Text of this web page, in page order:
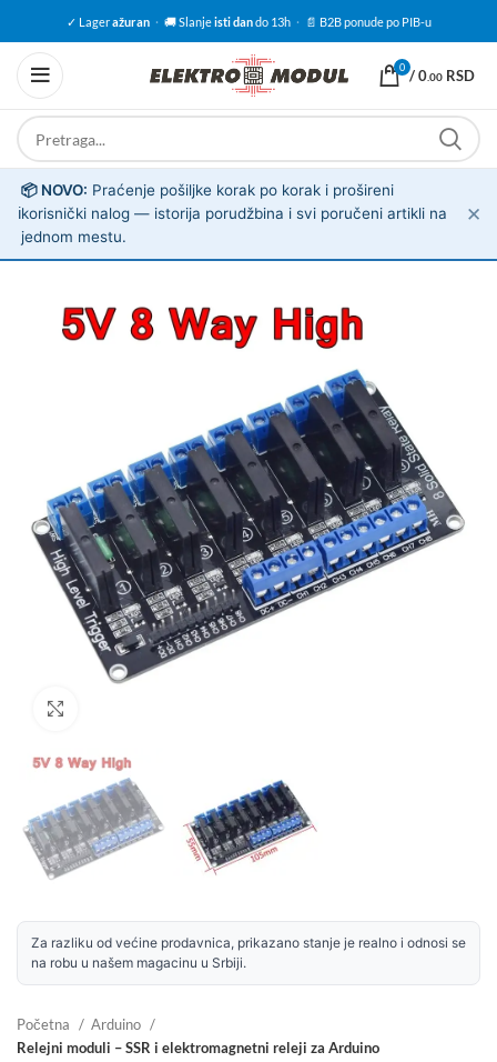
✓ Lageražuran · 🚚 Slanjeisti dando 13h · 📄 B2B ponude po PIB-u
0 /0.00 RSD
ℹ️
📦 NOVO: Praćenje pošiljke korak po korak i prošireni
korisnički nalog — istorija porudžbina i svi poručeni artikli na
jednom mestu.
✕
Za razliku od većine prodavnica, prikazano stanje je realno i odnosi se
na robu u našem magacinu u Srbiji.
Početna
Arduino
Relejni moduli – SSR i elektromagnetni releji za Arduino